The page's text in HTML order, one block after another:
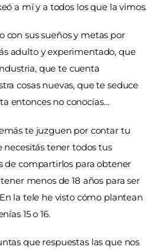
a mí y a todos los que la vimos.
con sus sueños y metas por
adulto y experimentado, que
que te cuenta
cosas nuevas, que te seduce
entonces no conocías…
te juzguen por contar tu
necesitás tener todos tus
de compartirlos para obtener
menos de 18 años para ser
la tele he visto cómo plantean
15 o 16.
que respuestas las que nos